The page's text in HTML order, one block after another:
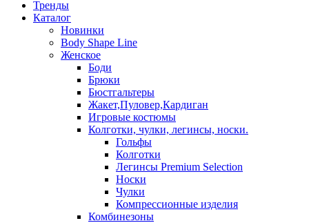
Тренды
Каталог
Новинки
Body Shape Line
Женское
Боди
Брюки
Бюстгальтеры
Жакет,Пуловер,Кардиган
Игровые костюмы
Колготки, чулки, легинсы, носки.
Гольфы
Колготки
Легинсы Premium Selection
Носки
Чулки
Компрессионные изделия
Комбинезоны